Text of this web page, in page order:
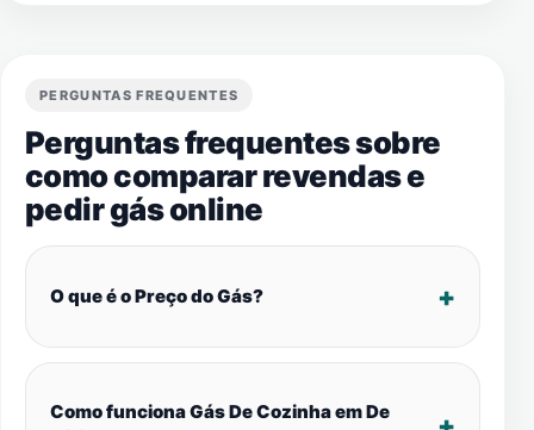
PERGUNTAS FREQUENTES
Perguntas frequentes sobre
como comparar revendas e
pedir gás online
O que é o Preço do Gás?
Como funciona Gás De Cozinha em De